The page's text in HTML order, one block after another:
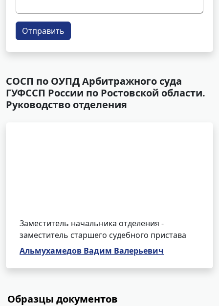
Отправить
СОСП по ОУПД Арбитражного суда
ГУФССП России по Ростовской области.
Руководство отделения
Заместитель начальника отделения -
заместитель старшего судебного пристава
Альмухамедов Вадим Валерьевич
Образцы документов